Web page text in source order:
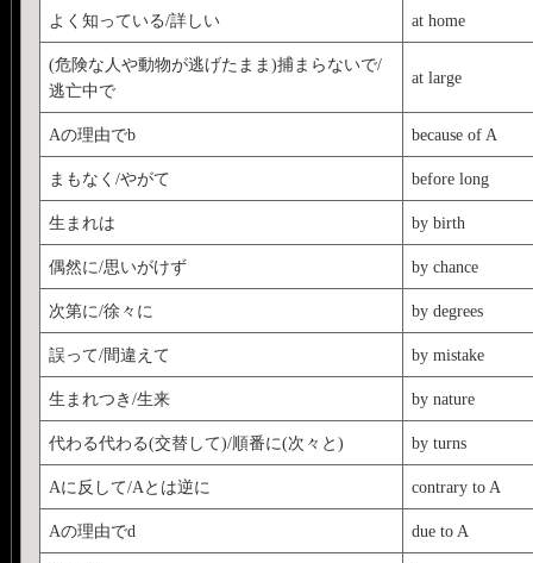
よく知っている/詳しい at home
(危険な人や動物が逃げたまま)捕まらないで/
逃亡中で
at large
Aの理由でb because of A
まもなく/やがて before long
生まれは by birth
偶然に/思いがけず by chance
次第に/徐々に by degrees
誤って/間違えて by mistake
生まれつき/生来 by nature
代わる代わる(交替して)/順番に(次々と) by turns
Aに反して/Aとは逆に contrary to A
Aの理由でd due to A